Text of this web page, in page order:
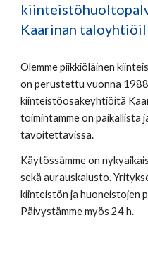
Kaarinan
Olemme piikkiöläinen
on perustettu vuonna
kiinteistöosakeyhtiöitä
toimintamme on paikallista
tavoitettavissa.
Käytössämme on
sekä aurauskalusto.
kiinteistön ja huoneistojen
Päivystämme myös 24 h.